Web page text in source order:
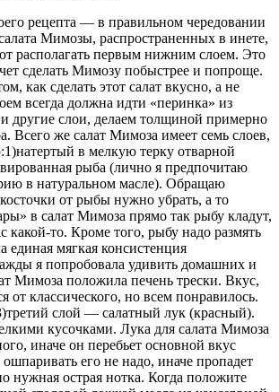
рецепта — в правильном чередовании
Мимозы, распространенных в инете,
располагать первым нижним слоем. Это
сделать Мимозу побыстрее и попроще.
как сделать этот салат вкусно, а не
всегда должна идти «перинка» из
другие слои, делаем толщиной примерно
Всего же салат Мимоза имеет семь слоев,
в мелкую терку отварной
рыба (лично я предпочитаю
в натуральном масле). Обращаю
от рыбы нужно убрать, а то
в салат Мимоза прямо так рыбу кладут,
какой-то. Кроме того, рыбу надо размять
единая мягкая консистенция
я попробовала удивить домашних и
Мимоза положила печень трески. Вкус,
от классического, но всем понравилось.
слой — салатный лук (красный).
кусочками. Лука для салата Мимоза
иначе он перебьет основной вкус
его не надо, иначе пропадет
нужная острая нотка. Когда положите